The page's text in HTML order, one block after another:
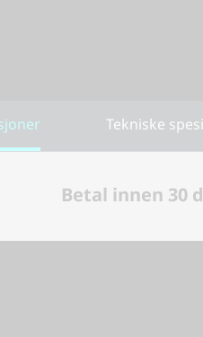
Tekniske
Betal innen 30